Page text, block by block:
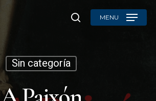
searchMENU
Sin categoría